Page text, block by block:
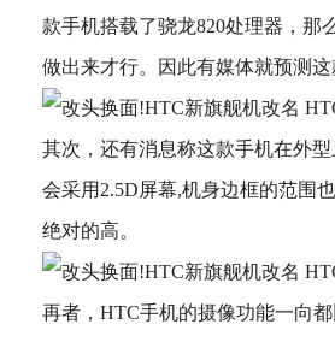
款手机搭载了骁龙820处理器，那
做出来才行。因此有媒体就预测
其次，还有消息称这款手机在外
会采用2.5D屏幕,机身边框的范围
绝对的高。
再者，HTC手机的摄像功能一向